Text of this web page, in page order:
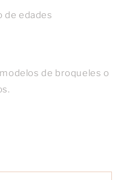
de edades
de broqueles o